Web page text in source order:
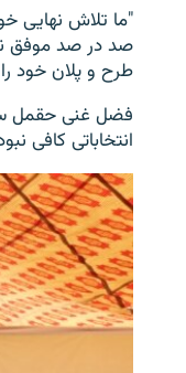
"ما تلاش نهایی
صد در صد موفق
طرح و پلان خود
فضل غنی حقمل
انتخاباتی کافی